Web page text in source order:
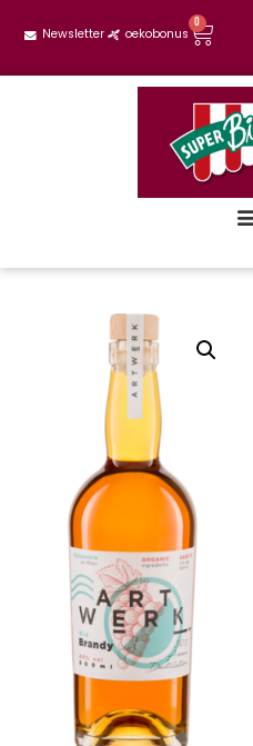
Newsletter oekobonus
0